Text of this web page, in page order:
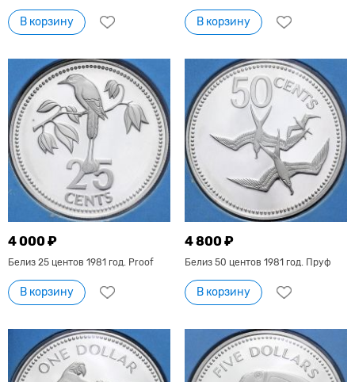
В корзину В корзину
4 000 ₽
Белиз 25 центов 1981 год. Proof
В корзину
4 800 ₽
Белиз 50 центов 1981 год. Пруф
В корзину